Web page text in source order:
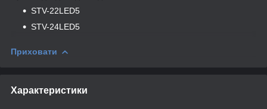
STV-22LED5
STV-24LED5
Приховати
Характеристики